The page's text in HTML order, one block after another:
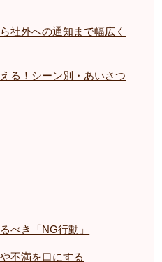
社外への通知まで幅広く
る！シーン別・あいさつ
べき「NG行動」
不満を口にする